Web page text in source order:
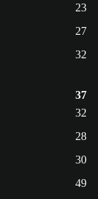
23
27
32
37
32
28
30
49